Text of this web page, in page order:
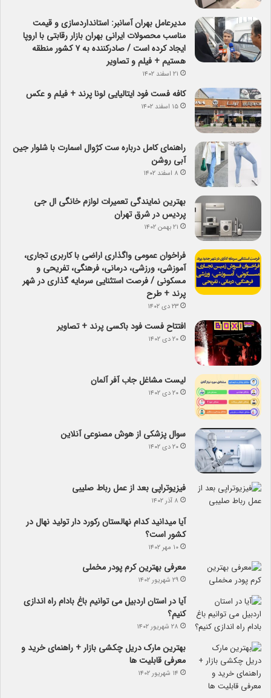
مدیرعامل بهران آسانبر: استانداردسازی و قیمت
مناسب محصولات ایرانی بهران بازار رقابتی با اروپا
ایجاد کرده است / صادرکننده به ۷ کشور منطقه
هستیم + فیلم و تصاویر
۲۱ اسفند ۱۴۰۲
کافه فست فود ایتالیایی لونا پرند + فیلم و عکس
۱۵ اسفند ۱۴۰۲
راهنمای کامل درباره ست کژوال اسمارت با شلوار جین
آبی روشن
۸ اسفند ۱۴۰۲
بهترین نمایندگی تعمیرات لوازم خانگی ال جی
پردیس در شرق تهران
۲۱ بهمن ۱۴۰۲
فراخوان عمومی واگذاری اراضی با کاربری تجاری،
آموزشی، ورزشی، درمانی، فرهنگی، تفریحی و
مسکونی / فرصت استثنایی سرمایه گذاری در شهر
پرند + طرح
۲۳ دی ۱۴۰۲
افتتاح فست فود باکسی پرند + تصاویر
۲۰ دی ۱۴۰۲
لیست مشاغل جاب آفر آلمان
۲۰ دی ۱۴۰۲
سوال پزشکی از هوش مصنوعی آنلاین
۲۰ دی ۱۴۰۲
فیزیوتراپی بعد از عمل رباط صلیبی
۸ آذر ۱۴۰۲
آیا می­دانید کدام نهالستان رکورد دار تولید نهال­ در
کشور است؟
۱۰ مهر ۱۴۰۲
معرفی بهترین کرم پودر مخملی
۲۹ شهریور ۱۴۰۲
آیا در استان اردبیل می توانیم باغ بادام راه اندازی
کنیم؟
۲۸ شهریور ۱۴۰۲
بهترین مارک دریل چکشی بازار + راهنمای خرید و
معرفی قابلیت ها
۱۴ شهریور ۱۴۰۲